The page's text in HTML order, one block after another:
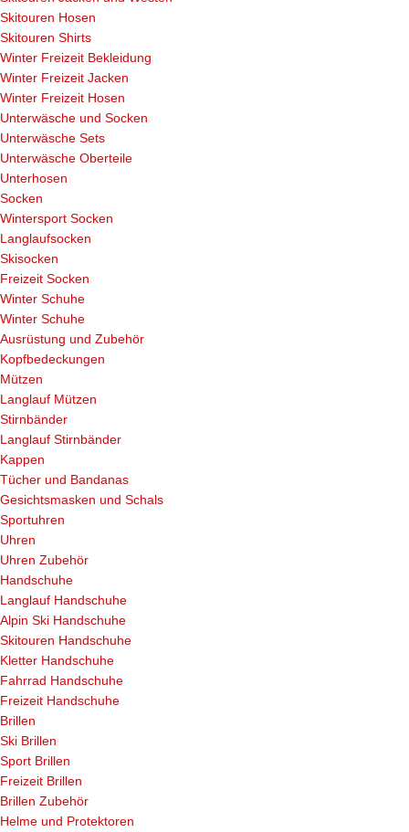
Skitouren Hosen
Skitouren Shirts
Winter Freizeit Bekleidung
Winter Freizeit Jacken
Winter Freizeit Hosen
Unterwäsche und Socken
Unterwäsche Sets
Unterwäsche Oberteile
Unterhosen
Socken
Wintersport Socken
Langlaufsocken
Skisocken
Freizeit Socken
Winter Schuhe
Winter Schuhe
Ausrüstung und Zubehör
Kopfbedeckungen
Mützen
Langlauf Mützen
Stirnbänder
Langlauf Stirnbänder
Kappen
Tücher und Bandanas
Gesichtsmasken und Schals
Sportuhren
Uhren
Uhren Zubehör
Handschuhe
Langlauf Handschuhe
Alpin Ski Handschuhe
Skitouren Handschuhe
Kletter Handschuhe
Fahrrad Handschuhe
Freizeit Handschuhe
Brillen
Ski Brillen
Sport Brillen
Freizeit Brillen
Brillen Zubehör
Helme und Protektoren